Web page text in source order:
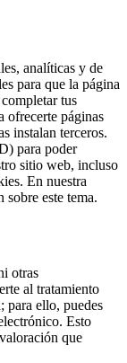
analíticas y de
para que la página
tus
ofrecerte páginas
instalan terceros.
para poder
sitio web, incluso
En nuestra
sobre este tema.
otras
al tratamiento
para ello, puedes
Esto
que